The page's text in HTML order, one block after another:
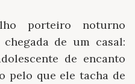
porteiro noturno
de um casal:
de encanto
pelo que ele tacha de